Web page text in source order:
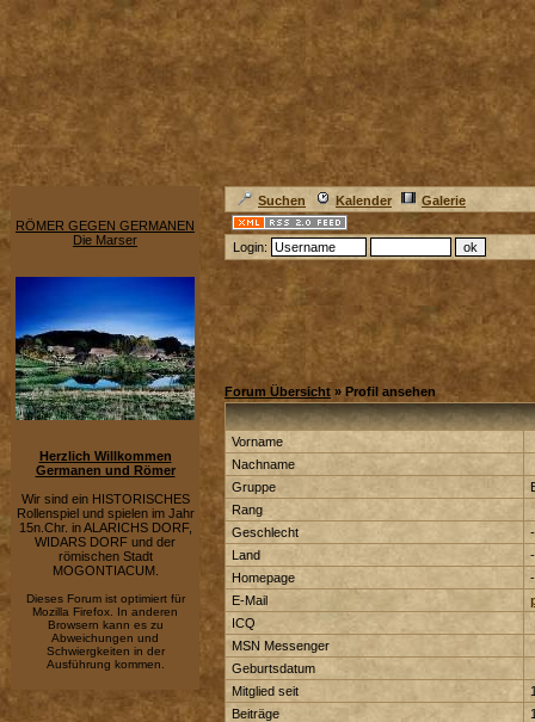
RÖMER GEGEN GERMANEN
Die Marser
Herzlich Willkommen
Germanen und Römer
Wir sind ein HISTORISCHES
Rollenspiel und spielen im Jahr
15n.Chr. in ALARICHS DORF,
WIDARS DORF und der
römischen Stadt
MOGONTIACUM.
Dieses Forum ist optimiert für
Mozilla Firefox. In anderen
Browsern kann es zu
Abweichungen und
Schwiergkeiten in der
Ausführung kommen.
Suchen Kalender Galerie
Login:
Forum Übersicht » Profil ansehen
Vorname
Nachname
Gruppe
Rang
Geschlecht
-
Land
-
Homepage
-
E-Mail
ICQ
MSN Messenger
Geburtsdatum
Mitglied seit
Beiträge